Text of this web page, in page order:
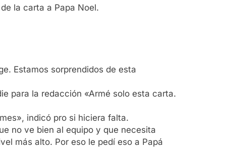
la carta a Papa Noel.
Estamos sorprendidos de esta
para la redacción «Armé solo esta carta.
indicó pro si hiciera falta.
no ve bien al equipo y que necesita
más alto. Por eso le pedí eso a Papá